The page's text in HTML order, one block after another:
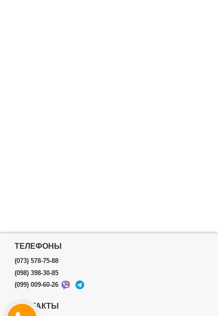
ТЕЛЕФОНЫ
(073) 578-75-88
(098) 398-30-85
(099) 009-60-26
КОНТАКТЫ